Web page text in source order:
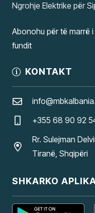
Ngrohje Elektrike për
Abonohu për të marrë
fundit
KONTAKT
+355 68 90 92
Rr. Sulejman
Tiranë, Shqipëri
SHKARKO